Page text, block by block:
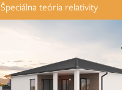
Špeciálna teória relativity